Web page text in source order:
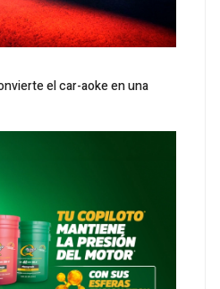
el car-aoke en una